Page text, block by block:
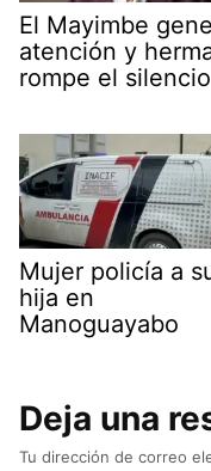
El Mayimbe
atención y
rompe el silencio
Mujer policía a
hija en
Manoguayabo
Deja una
Tu dirección de correo